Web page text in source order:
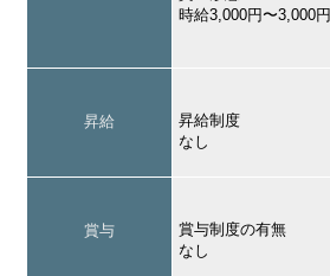
時給3,000円〜3,000円
昇給
昇給制度
なし
賞与
賞与制度の有無
なし